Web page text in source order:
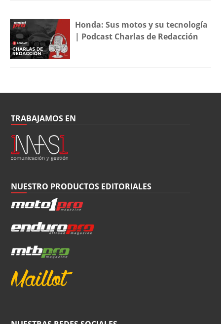
Honda: Sus motos y su tecnología
| Podcast Charlas de Redacción
TRABAJAMOS EN
NUESTRO PRODUCTOS EDITORIALES